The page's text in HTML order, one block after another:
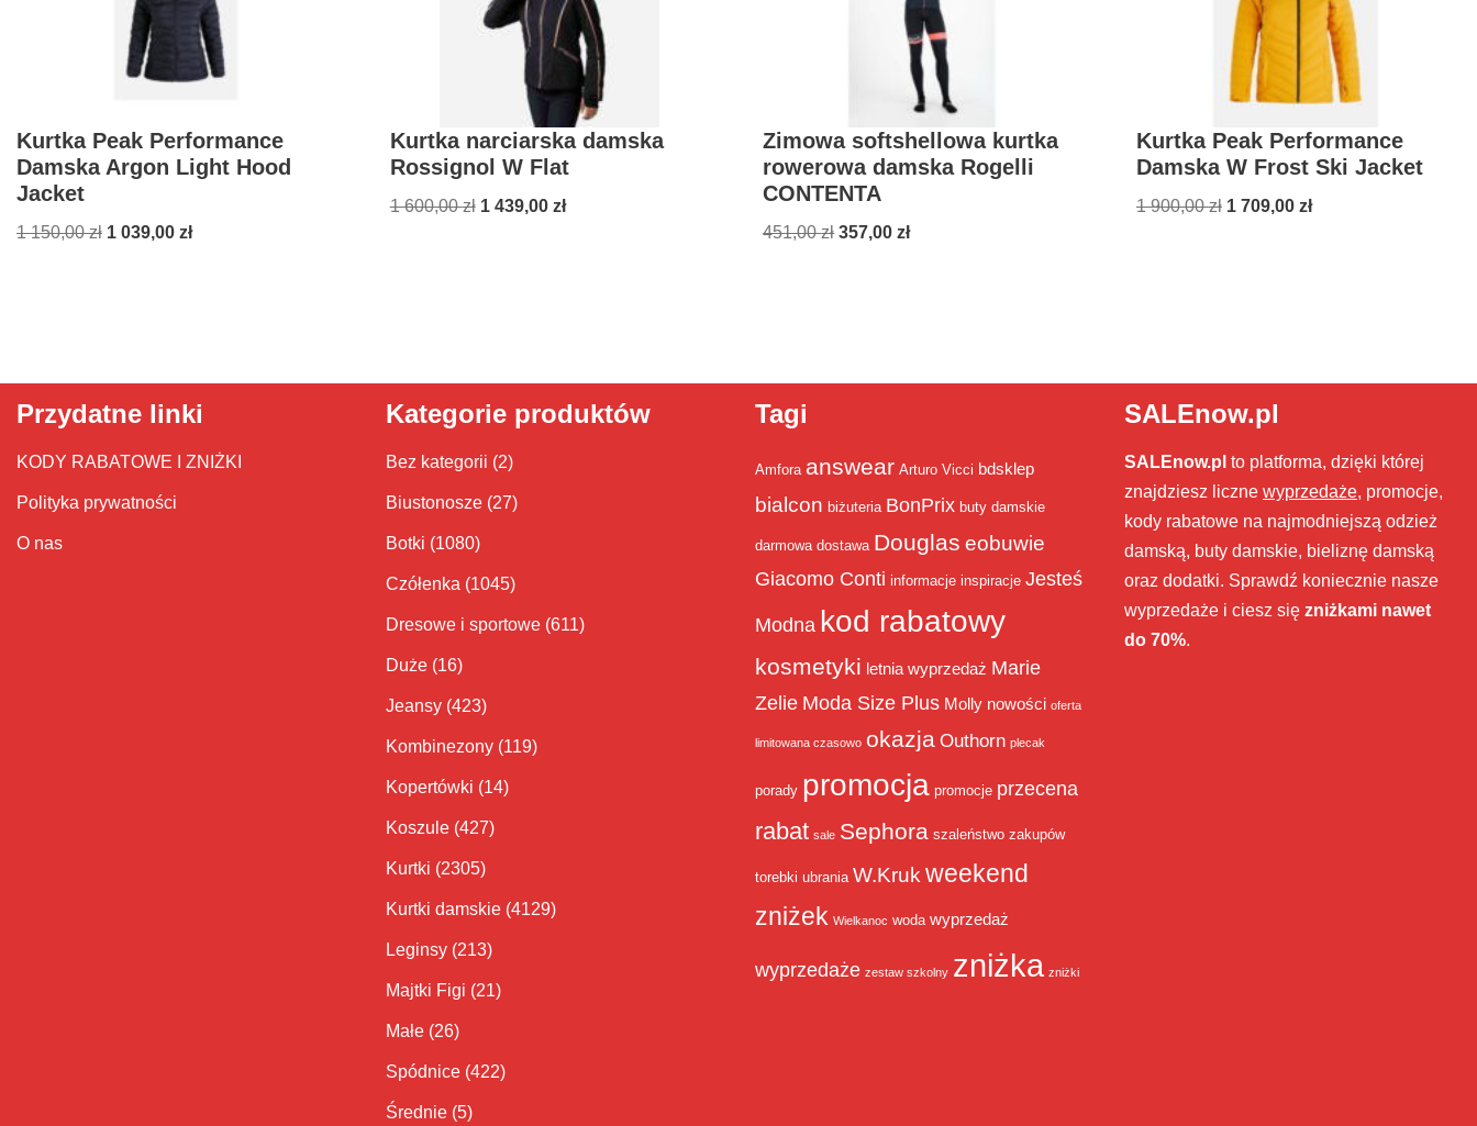
Kurtka Peak Performance
Damska Argon Light Hood
Jacket
1 150,00zł 1 039,00 zł
Kurtka narciarska damska
Rossignol W Flat
1 600,00zł 1 439,00 zł
Zimowa softshellowa kurtka
rowerowa damska Rogelli
CONTENTA
451,00zł 357,00zł
Kurtka Peak Performance
Damska W Frost Ski Jacket
1 900,00zł 1 709,00 zł
Przydatne linki
KODY RABATOWE I ZNIŻKI
Polityka prywatności
O nas
Kategorie produktów
Bez kategorii (2)
Biustonosze (27)
Botki (1080)
Czółenka (1045)
Dresowe i sportowe (611)
Duże (16)
Jeansy (423)
Kombinezony (119)
Kopertówki (14)
Koszule (427)
Kurtki (2305)
Kurtki damskie (4129)
Leginsy (213)
Majtki Figi (21)
Małe (26)
Spódnice (422)
Średnie (5)
Tagi
Amfora answear Arturo Vicci bdsklep
bialcon biżuteria BonPrix buty damskie
darmowa dostawa Douglas eobuwie
Giacomo Conti informacje inspiracje Jesteś
Modna kod rabatowy
kosmetyki letnia wyprzedaż Marie
Zelie Moda Size Plus Molly nowości oferta
limitowana czasowo okazja Outhorn plecak
porady promocja promocje przecena
rabat sale Sephora szaleństwo zakupów
torebki ubrania W.Kruk weekend
zniżek Wielkanoc woda wyprzedaż
wyprzedaże zestaw szkolny zniżka zniżki
SALEnow.pl
SALEnow.pl to platforma, dzięki której
znajdziesz liczne wyprzedaże, promocje,
kody rabatowe na najmodniejszą odzież
damską, buty damskie, bieliznę damską
oraz dodatki. Sprawdź koniecznie nasze
wyprzedaże i ciesz się zniżkami nawet
do 70%.